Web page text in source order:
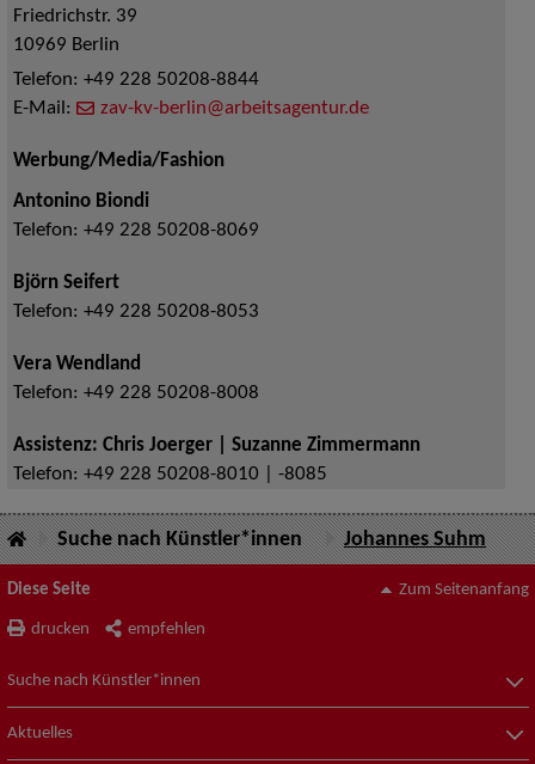
Friedrichstr. 39
10969 Berlin
Telefon: +49 228 50208-8844
E-Mail:
zav-kv-berlin@arbeitsagentur.de
Werbung/Media/Fashion
Antonino Biondi
Telefon: +49 228 50208-8069
Björn Seifert
Telefon: +49 228 50208-8053
Vera Wendland
Telefon: +49 228 50208-8008
Assistenz: Chris Joerger | Suzanne Zimmermann
Telefon: +49 228 50208-8010 | -8085
Suche nach Künstler*innen Johannes Suhm
Diese Seite
drucken empfehlen
Zum Seitenanfang
Suche nach Künstler*innen
Aktuelles